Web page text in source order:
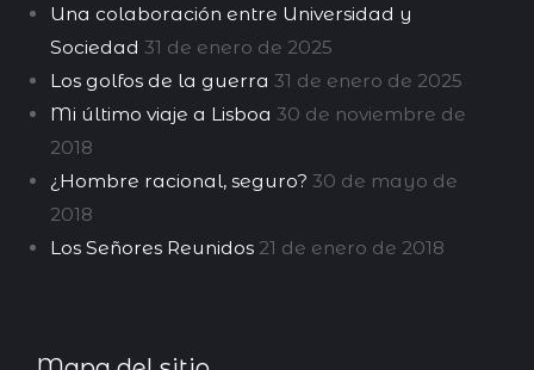
Una colaboración entre Universidad y
Sociedad 31 de enero de 2025
Los golfos de la guerra 31 de enero de 2025
Mi último viaje a Lisboa 30 de noviembre de
2018
¿Hombre racional, seguro? 30 de mayo de
2018
Los Señores Reunidos 21 de enero de 2018